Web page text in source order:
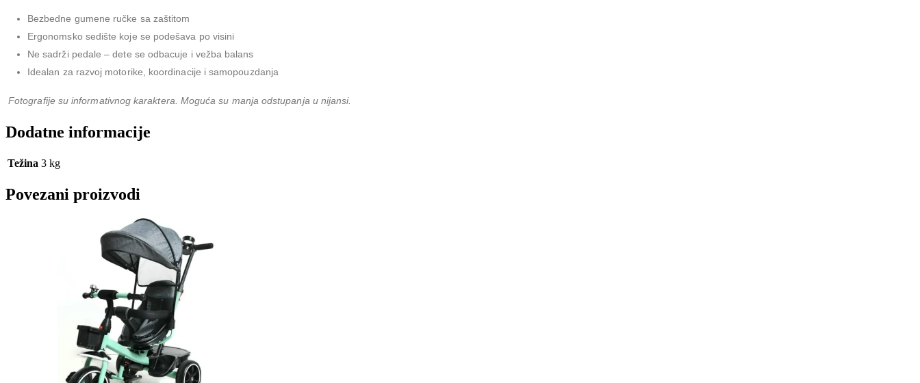
Bezbedne gumene ručke sa zaštitom
Ergonomsko sedište koje se podešava po visini
Ne sadrži pedale – dete se odbacuje i vežba balans
Idealan za razvoj motorike, koordinacije i samopouzdanja
Fotografije su informativnog karaktera. Moguća su manja odstupanja u nijansi.
Dodatne informacije
Težina 3 kg
Povezani proizvodi